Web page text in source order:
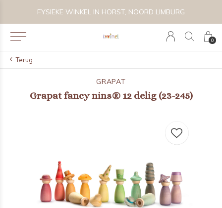
0
FYSIEKE WINKEL IN HORST, NOORD LIMBURG
Terug
GRAPAT
Grapat fancy nins® 12 delig (23-245)